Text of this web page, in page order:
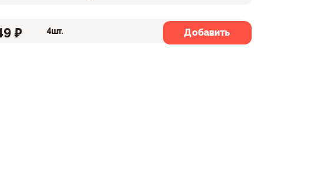
4шт. 8шт.
₽ Добавить